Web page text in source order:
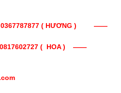
( HƯƠNG ) ——
( HOA ) ——